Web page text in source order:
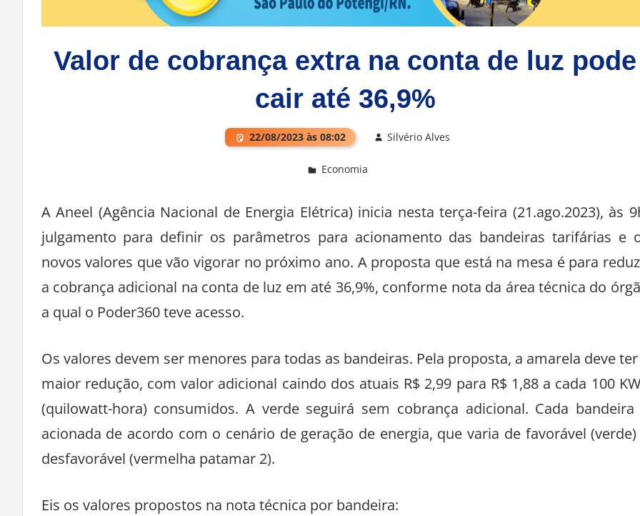
Valor de cobrança extra na conta de luz pode
cair até 36,9%
22/08/2023 às 08:02 Silvério Alves
Economia
A Aneel (Agência Nacional de Energia Elétrica) inicia nesta terça-feira (21.ago.2023), às
julgamento para definir os parâmetros para acionamento das bandeiras tarifárias e
novos valores que vão vigorar no próximo ano. A proposta que está na mesa é para
a cobrança adicional na conta de luz em até 36,9%, conforme nota da área técnica do
a qual o Poder360 teve acesso.
Os valores devem ser menores para todas as bandeiras. Pela proposta, a amarela deve
maior redução, com valor adicional caindo dos atuais R$ 2,99 para R$ 1,88 a cada 100
(quilowatt-hora) consumidos. A verde seguirá sem cobrança adicional. Cada bandeira
acionada de acordo com o cenário de geração de energia, que varia de favorável
desfavorável (vermelha patamar 2).
Eis os valores propostos na nota técnica por bandeira: